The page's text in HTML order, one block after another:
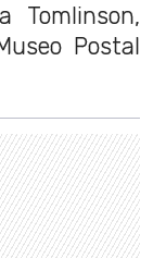
Tomlinson,
Postal